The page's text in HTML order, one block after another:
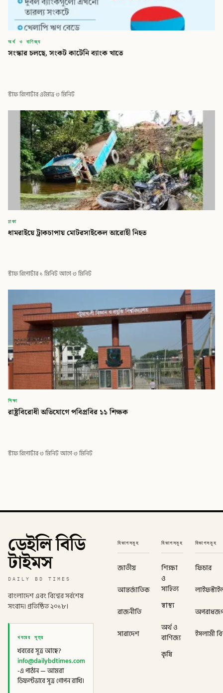
অর্থ ও বাণিজ্য
সংস্কার চলছে, সংকট কাটেনি ব্যাংক খাতে
স্টাফ রিপোর্টার·এইমাত্র·৩ মিনিট
ঢাকা
ধামরাইয়ে ট্রাকচাপায় মোটরসাইকেল আরোহী নিহত
স্টাফ রিপোর্টার·১ মিনিট আগে·৩ মিনিট
শিক্ষা
রাষ্ট্রবিরোধী অভিযোগে পবিপ্রবির ১১ শিক্ষক
স্টাফ রিপোর্টার·৩ মিনিট আগে·৩ মিনিট
ডেইলি বিডি
টাইমস
DAILY BD TIMES
বাংলাদেশ এবং বিশ্বের সর্বশেষ
সংবাদ। প্রতিষ্ঠিত ২০১৮।
খবরের সূত্র
খবরের সূত্র আছে?
info@dailybdtimes.com
-এ পাঠান — আমরা
ডিফল্টভাবে সূত্র গোপন রাখি।
বিভাগসমূহ
জাতীয়
আন্তর্জাতিক
রাজনীতি
সারাদেশ
বিভাগসমূহ
শিক্ষা
ও
সাহিত্য
স্বাস্থ্য
অর্থ ও
বাণিজ্য
কৃষি
বিভাগসমূহ
ফিচার
ইসলামী